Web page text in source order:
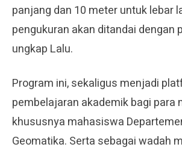
panjang dan 10 meter untuk lebar
pengukuran akan ditandai dengan
ungkap Lalu.
Program ini, sekaligus menjadi
pembelajaran akademik bagi para
khususnya mahasiswa
Geomatika. Serta sebagai wadah